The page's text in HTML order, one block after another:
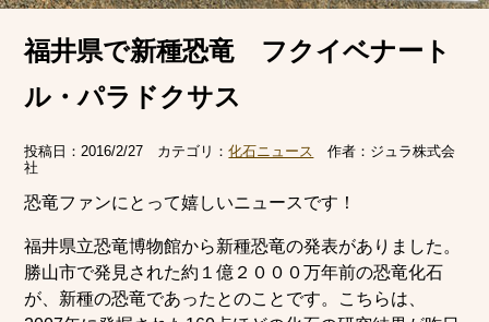
福井県で新種恐竜 フクイベナート
ル・パラドクサス
投稿日：2016/2/27 カテゴリ：化石ニュース 作者： ジュラ株式会
社
恐竜ファンにとって嬉しいニュースです！
福井県立恐竜博物館から新種恐竜の発表がありました。
勝山市で発見された約１億２０００万年前の恐竜化石
が、新種の恐竜であったとのことです。こちらは、